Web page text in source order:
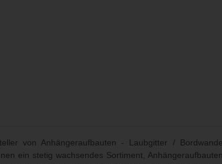
von Anhängeraufbauten - Laubgitter /
ein stetig wachsendes Sortiment,